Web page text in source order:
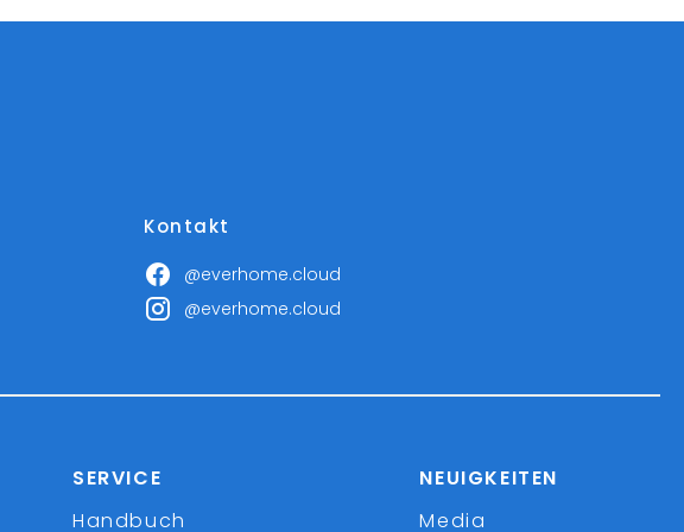
Kontakt
@everhome.cloud
@everhome.cloud
SERVICE
Handbuch
NEUIGKEITEN
Media